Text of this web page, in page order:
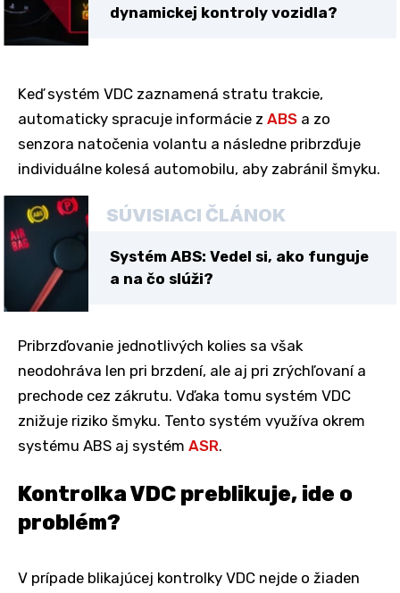
dynamickej kontroly vozidla?
Keď systém VDC zaznamená stratu trakcie,
automaticky spracuje informácie z ABS a zo
senzora natočenia volantu a následne pribrzďuje
individuálne kolesá automobilu, aby zabránil šmyku.
SÚVISIACI ČLÁNOK
Systém ABS: Vedel si, ako funguje
a na čo slúži?
Pribrzďovanie jednotlivých kolies sa však
neodohráva len pri brzdení, ale aj pri zrýchľovaní a
prechode cez zákrutu. Vďaka tomu systém VDC
znižuje riziko šmyku. Tento systém využíva okrem
systému ABS aj systém ASR.
Kontrolka VDC preblikuje, ide o
problém?
V prípade blikajúcej kontrolky VDC nejde o žiaden